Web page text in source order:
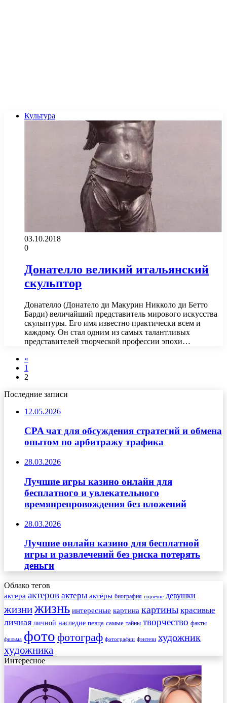
Культура
03.10.2018
0
Донателло великий итальянский
скульптор
Донателло (Донатело ди Макурин Никколо ди Бетто
Барди) величайший представитель мирового искусства
скульптуры. Его имя известно практически всем и
каждому. Он стал одним из самых талантливых
представителей творческой профессии эпохи…
«
1
2
Последние записи
12.05.2026
CPA чат для обсуждения стратегий и обмена
опытом по арбитражу трафика
28.03.2026
Лучшие игры казино онлайн для
бесплатного и увлекательного
времяпрепровождения без вложений
28.03.2026
Лучшие онлайн казино для бесплатной
игры и развлечений без риска потерять
деньги
Облако тегов
актера актеров актеры актёры биография горячие девушки
жизнижизнь интересные картина картины красивые
личная личной наследие певца самые тайны творчество факты
фильма фото фотограф фотографии фэнтези художник
художника
Интересное